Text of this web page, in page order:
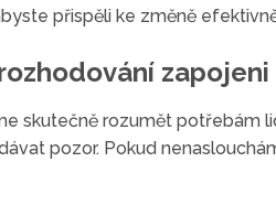
přispěli ke změně
skutečně rozumět potřebám
pozor. Pokud